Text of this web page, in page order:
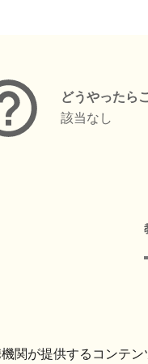
どうやったら
該当なし
関が提供するコンテン